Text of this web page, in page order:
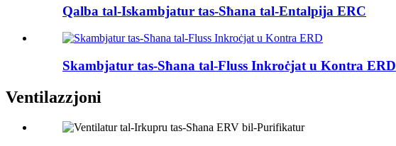
Qalba tal-Iskambjatur tas-Sħana tal-Entalpija ERC
Skambjatur tas-Sħana tal-Fluss Inkroċjat u Kontra ERD
Ventilazzjoni